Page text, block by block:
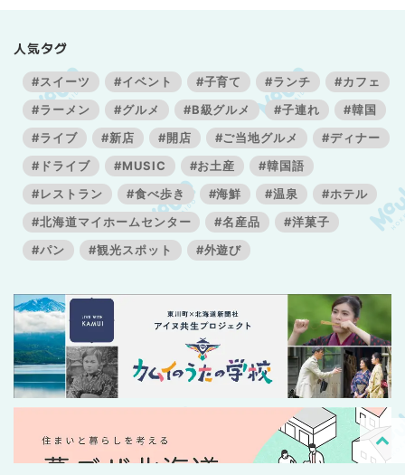
人気タグ
#スイーツ #イベント #子育て #ランチ
#カフェ
#ラーメン
#グルメ #B級グルメ #子連れ
#韓国
#ライブ
#新店 #開店 #ご当地グルメ
#ディナー
#ドライブ
#MUSIC #お土産
#韓国語
#レストラン
#食べ歩き #海鮮 #温泉
#ホテル
#北海道マイホームセンター
#名産品
#洋菓子
#パン
#観光スポット #外遊び